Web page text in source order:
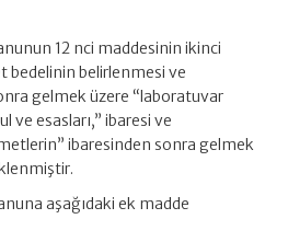
12 nci maddesinin ikinci
bedelinin belirlenmesi ve
gelmek üzere “laboratuvar
ve esasları,” ibaresi ve
ibaresinden sonra gelmek
aşağıdaki ek madde